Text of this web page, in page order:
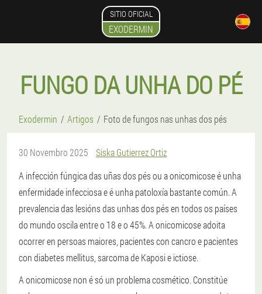
SITIO OFICIAL
EXODERMIN
FUNGO DA UNHA DO PÉ
Exodermin Artigos Foto de fungos nas unhas dos pés
30 Novembro 2025
Siska Gutierrez Ortiz
A infección fúngica das uñas dos pés ou a onicomicose é unha
enfermidade infecciosa e é unha patoloxía bastante común. A
prevalencia das lesións das unhas dos pés en todos os países
do mundo oscila entre o 18 e o 45%. A onicomicose adoita
ocorrer en persoas maiores, pacientes con cancro e pacientes
con diabetes mellitus, sarcoma de Kaposi e ictiose.
A onicomicose non é só un problema cosmético. Constitúe